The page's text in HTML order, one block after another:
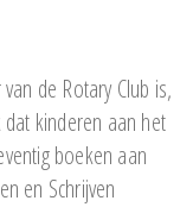
de Rotary Club is,
kinderen aan het
boeken aan
en Schrijven